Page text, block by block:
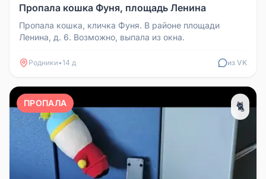
Пропала кошка Фуня, площадь Ленина
Пропала кошка, кличка Фуня. В районе площади
Ленина, д. 6. Возможно, выпала из окна.
Родники•14 д из VK
ПРОПАЛА 🐈